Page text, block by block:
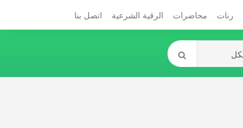
رنات محاضرات الرقية الشرعية اتصل بنا